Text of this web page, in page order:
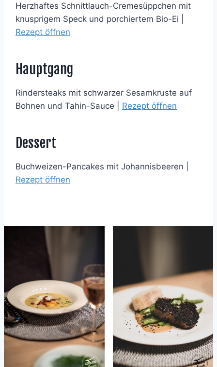
Herzhaftes Schnittlauch-Cremesüppchen mit
knusprigem Speck und porchiertem Bio-Ei |
Rezept öffnen
Hauptgang
Rindersteaks mit schwarzer Sesamkruste auf
Bohnen und Tahin-Sauce | Rezept öffnen
Dessert
Buchweizen-Pancakes mit Johannisbeeren |
Rezept öffnen